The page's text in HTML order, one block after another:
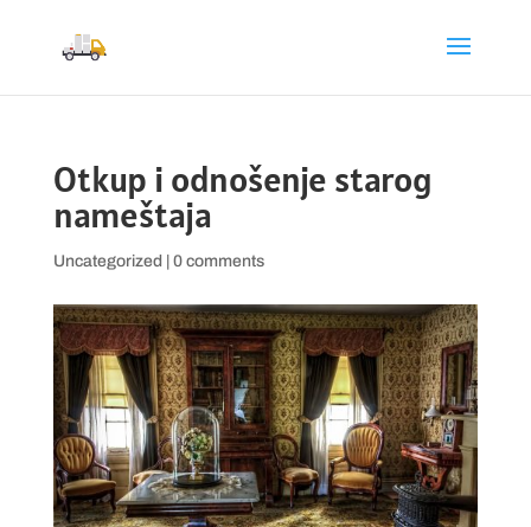
Otkup i odnošenje starog
nameštaja
Uncategorized 0 comments